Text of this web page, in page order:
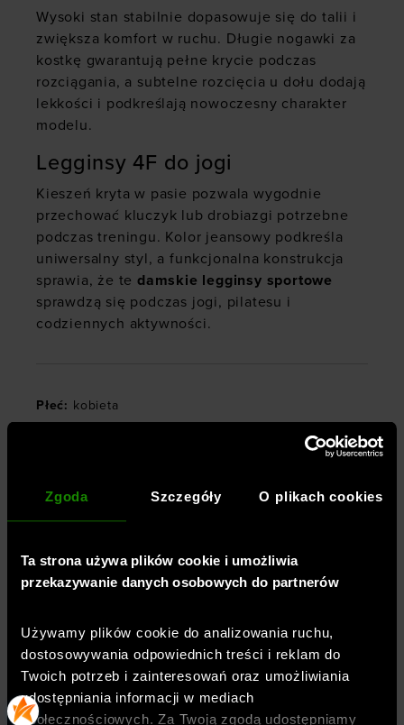
Zgoda Szczegóły O plikach cookies
Ta strona używa plików cookie i umożliwia
przekazywanie danych osobowych do partnerów
Używamy plików cookie do analizowania ruchu,
dostosowywania odpowiednich treści i reklam do
Twoich potrzeb i zainteresowań oraz umożliwiania
udostępniania informacji w mediach
społecznościowych. Za Twoją zgodą udostępniamy
Wysoki stan stabilnie dopasowuje się do talii i
zwiększa komfort w ruchu. Długie nogawki za
kostkę gwarantują pełne krycie podczas
rozciągania, a subtelne rozcięcia u dołu dodają
lekkości i podkreślają nowoczesny charakter
modelu.
Legginsy 4F do jogi
Kieszeń kryta w pasie pozwala wygodnie
przechować kluczyk lub drobiazgi potrzebne
podczas treningu. Kolor jeansowy podkreśla
uniwersalny styl, a funkcjonalna konstrukcja
sprawia, że tedamskie legginsy sportowe
sprawdzą się podczas jogi, pilatesu i
codziennych aktywności.
Płeć: kobieta
Długość:
Materiał dominujący: materiał syntetyczny
Stan: wysoki
Styl legginsów sportowe
Właściwości legginsów:
szeroki pas,szybkoschnące,wpuszczane kieszonki
w pasie